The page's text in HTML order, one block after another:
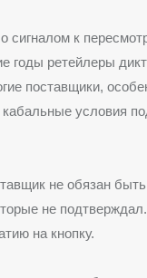
сигналом к
годы ретейлеры
поставщики,
условия
не обязан
не
на кнопку.